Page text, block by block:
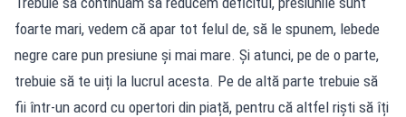
foarte mari, vedem că apar tot felul de, să le spunem, lebede
negre care pun presiune și mai mare. Și atunci, pe de o parte,
trebuie să te uiți la lucrul acesta. Pe de altă parte trebuie să
fii într-un acord cu opertori din piață, pentru că altfel riști să îți